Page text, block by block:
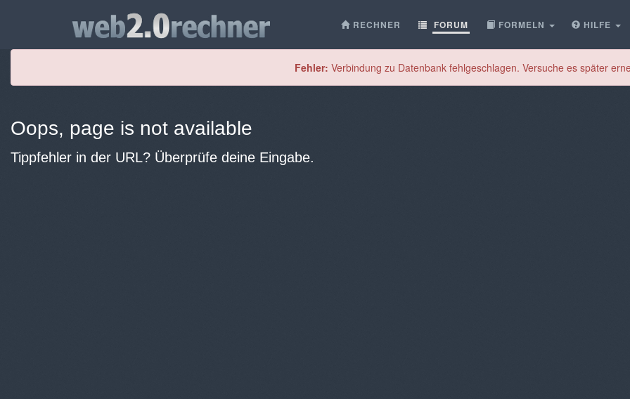
RECHNER FORUM FORMELN HILFE
Fehler: Verbindung zu Datenbank fehlgeschlagen. Versuche es später
Oops, page is not available
Tippfehler in der URL? Überprüfe deine Eingabe.